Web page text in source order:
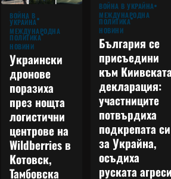
ВОЙНА В
УКРАЙНА
МЕЖДУНАРОДНА
ПОЛИТИКА
НОВИНИ
Украински
дронове
поразиха
през нощта
логистични
центрове на
Wildberries в
Котовск,
Тамбовска
ВОЙНА В УКРАЙНА
МЕЖДУНАРОДНА
ПОЛИТИКА
НОВИНИ
България се
присъедини
към Киивската
декларация:
участниците
потвърдиха
подкрепата си
за Украйна,
осъдиха
руската